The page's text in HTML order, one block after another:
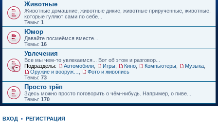
Животные
Животные домашние, животные дикие, животные прирученные, животные,
которые гуляют сами по себе...
Темы: 1
Юмор
Давайте посмеёмся вместе...
Темы: 16
Увлечения
Все мы чем-то увлекаемся... Вот об этом и разговор...
Подразделы:
Автомобили Игры Кино Компьютеры Музыка
Фото и живопись
Темы: 73
Просто трёп
Здесь можно просто поговорить о чём-нибудь. Например, о пиве...
Темы: 170
ВХОД • РЕГИСТРАЦИЯ